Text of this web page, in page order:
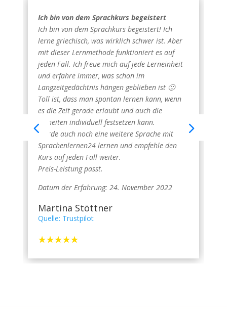
Ich bin von dem Sprachkurs begeistert
Ich bin von dem Sprachkurs begeistert! Ich
lerne griechisch, was wirklich schwer ist. Aber
mit dieser Lernmethode funktioniert es auf
jeden Fall. Ich freue mich auf jede Lerneinheit
und erfahre immer, was schon im
Langzeitgedächtnis hängen geblieben ist 🙂
Toll ist, dass man spontan lernen kann, wenn
es die Zeit gerade erlaubt und auch die
Einheiten individuell festsetzen kann.
Werde auch noch eine weitere Sprache mit
Sprachenlernen24 lernen und empfehle den
Kurs auf jeden Fall weiter.
Preis-Leistung passt.
Datum der Erfahrung: 24. November 2022
Martina Stöttner
Quelle: Trustpilot
☆☆☆☆☆